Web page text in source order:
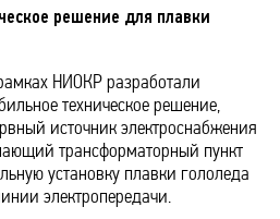
решение для плавки
НИОКР разработали
техническое решение,
источник электроснабжения
трансформаторный пункт
установку плавки гололеда
электропередачи.